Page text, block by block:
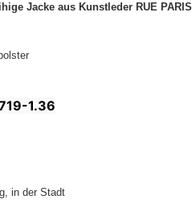
Jacke aus Kunstleder RUE PARIS
1.36
in der Stadt